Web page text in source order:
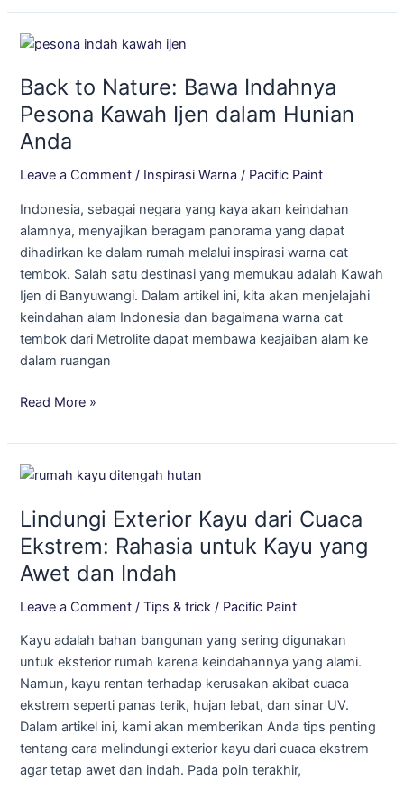
Back to Nature: Bawa Indahnya
Pesona Kawah Ijen dalam Hunian
Anda
Leave a Comment / Inspirasi Warna / Pacific Paint
Indonesia, sebagai negara yang kaya akan keindahan
alamnya, menyajikan beragam panorama yang dapat
dihadirkan ke dalam rumah melalui inspirasi warna cat
tembok. Salah satu destinasi yang memukau adalah Kawah
Ijen di Banyuwangi. Dalam artikel ini, kita akan menjelajahi
keindahan alam Indonesia dan bagaimana warna cat
tembok dari Metrolite dapat membawa keajaiban alam ke
dalam ruangan
Back
Nature:
Bawa
Pesona
Kawah
dalam
Hunian
Anda
Read More »
Lindungi Exterior Kayu dari Cuaca
Ekstrem: Rahasia untuk Kayu yang
Awet dan Indah
Leave a Comment /Tips & trick / Pacific Paint
Kayu adalah bahan bangunan yang sering digunakan
untuk eksterior rumah karena keindahannya yang alami.
Namun, kayu rentan terhadap kerusakan akibat cuaca
ekstrem seperti panas terik, hujan lebat, dan sinar UV.
Dalam artikel ini, kami akan memberikan Anda tips penting
tentang cara melindungi exterior kayu dari cuaca ekstrem
agar tetap awet dan indah. Pada poin terakhir,
Lindungi
Kayu
dari
Cuaca
Ekstrem:
Rahasia
Kayu
yang
Awet
dan
Indah